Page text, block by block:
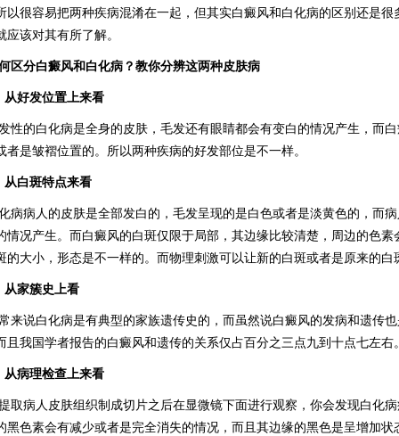
以很容易把两种疾病混淆在一起，但其实白癜风和白化病的区别还是
应该对其有所了解。
区分白癜风和白化病？教你分辨这两种皮肤病
从好发位置上来看
性的白化病是全身的皮肤，毛发还有眼睛都会有变白的情况产生，而
者是皱褶位置的。所以两种疾病的好发部位是不一样。
从白斑特点来看
病病人的皮肤是全部发白的，毛发呈现的是白色或者是淡黄色的，而
情况产生。而白癜风的白斑仅限于局部，其边缘比较清楚，周边的色
的大小，形态是不一样的。而物理刺激可以让新的白斑或者是原来的
从家簇史上看
来说白化病是有典型的家族遗传史的，而虽然说白癜风的发病和遗传
且我国学者报告的白癜风和遗传的关系仅占百分之三点九到十点七左右
从病理检查上来看
取病人皮肤组织制成切片之后在显微镜下面进行观察，你会发现白化
黑色素会有减少或者是完全消失的情况，而且其边缘的黑色是呈增加状